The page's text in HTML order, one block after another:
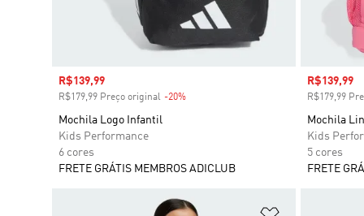
Preço com desconto
R$139,99
R$179,99 Preço original -20%
Mochila Logo Infantil
Kids Performance
6 cores
FRETE GRÁTIS MEMBROS ADICLUB
Preço com
R$139,99
R$179,99
Mochila
Kids
5 cores
FRETE